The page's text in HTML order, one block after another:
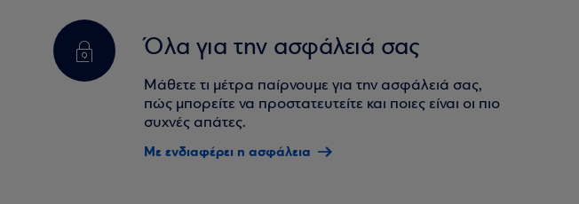
Όλα για την ασφάλειά σας
Μάθετε τι μέτρα παίρνουμε για την ασφάλειά σας,
πώς μπορείτε να προστατευτείτε και ποιες είναι οι πιο
συχνές απάτες.
Με ενδιαφέρει η ασφάλεια